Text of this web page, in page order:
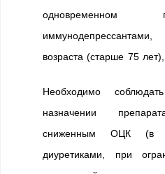
возраста (старше 75
Необходимо
назначении
сниженным ОЦК (в
диуретиками, при